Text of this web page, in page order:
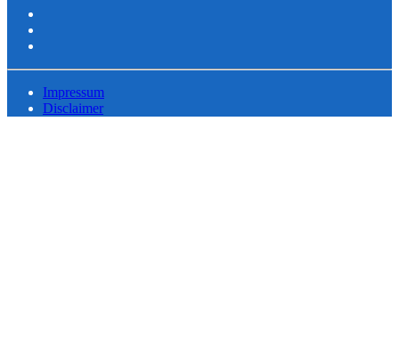
Impressum
Disclaimer